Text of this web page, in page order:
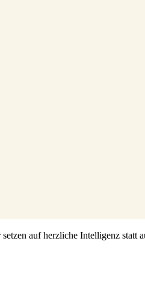
auf herzliche Intelligenz statt